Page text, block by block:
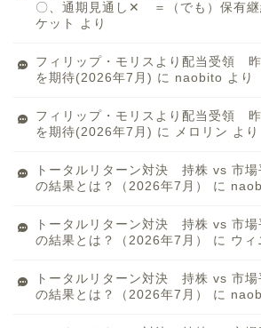
〇、通期見通し✕ ＝（でも）保有継
ケット
より
フィリップ・モリスより配当受領 昨
を期待(2026年7月) に naobito より
フィリップ・モリスより配当受領 昨
を期待(2026年7月) に メロリン より
トータルリターン対決 持株 vs 市
の結果とは？（2026年7月）
に
トータルリターン対決 持株 vs 市
の結果とは？（2026年7月）
に ウィ
トータルリターン対決 持株 vs 市
の結果とは？（2026年7月）
に